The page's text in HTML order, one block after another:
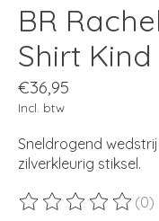
BR
Shirt Kind
€36,95
Incl. btw
Sneldrogend
zilverkleurig stiksel.
De beoordeling van
(0)